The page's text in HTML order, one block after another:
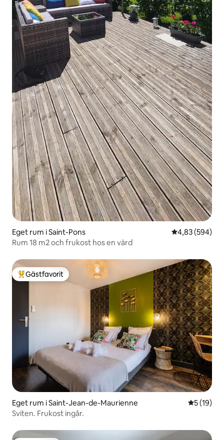
Eget rum i Saint-Pons 4,83 av 5 i
4,83 (594)
Rum 18 m2 och frukost hos en värd
Populär gästfavorit
Gästfavorit
Eget rum i Saint-Jean-de-Maurienne 5 av 5 i
5 (19)
Sviten. Frukost ingår.